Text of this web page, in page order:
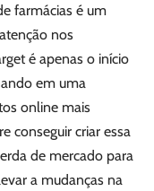
farmácias é um
nos
é apenas o início
em uma
online mais
conseguir criar essa
de mercado para
a mudanças na